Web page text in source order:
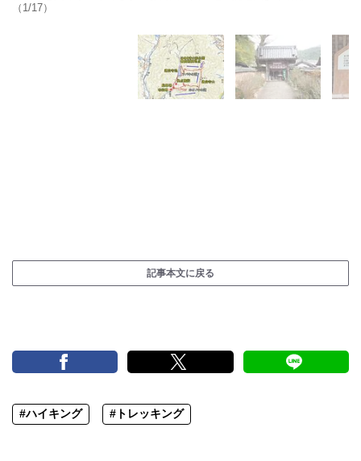
（1/17）
記事本文に戻る
#ハイキング #トレッキング